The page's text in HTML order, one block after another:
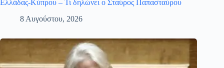
Ελλάδας-Κύπρου – Τι δηλώνει ο Σταύρος Παπασταύρου
8 Αυγούστου, 2026